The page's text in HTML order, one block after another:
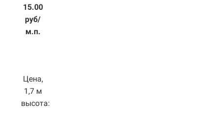
15.00
руб/
м.п.
Цена,
1,7 м
высота: